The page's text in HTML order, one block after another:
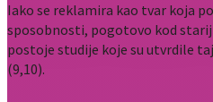
Iako se reklamira kao tvar koja
sposobnosti, pogotovo kod
postoje studije koje su utvrdile
(9,10).